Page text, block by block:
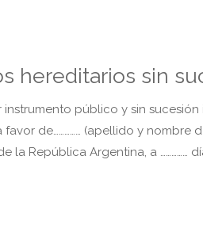
hereditarios sin
instrumento público y sin
de…………… (apellido y nombre
la República Argentina, a ……………